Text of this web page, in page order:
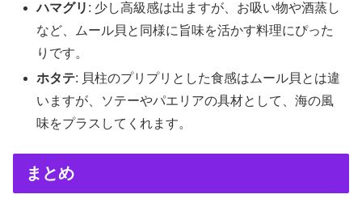
ハマグリ : 少し高級感は出ますが、お吸い物や酒蒸し
など、ムール貝と同様に旨味を活かす料理にぴった
りです。
ホタテ: 貝柱のプリプリとした食感はムール貝とは違
いますが、ソテーやパエリアの具材として、海の風
味をプラスしてくれます。
まとめ